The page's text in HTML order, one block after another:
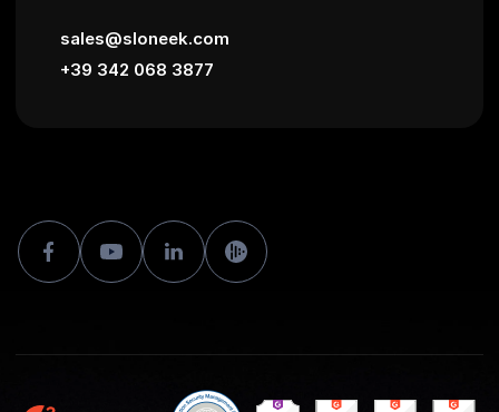
sales@sloneek.com
+39 342 068 3877